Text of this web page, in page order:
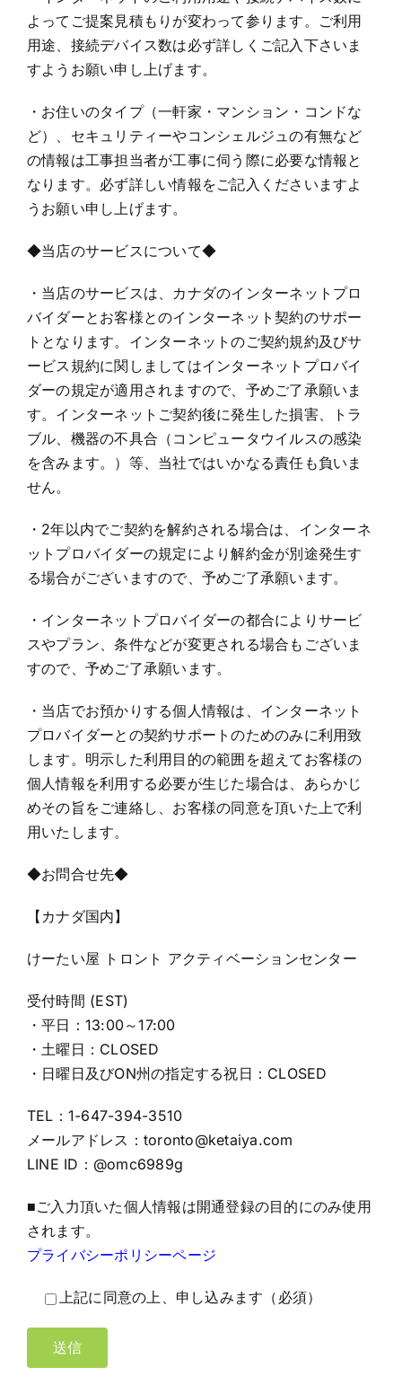
よってご提案見積もりが変わって参ります。ご利用
用途、接続デバイス数は必ず詳しくご記入下さいま
すようお願い申し上げます。
・お住いのタイプ（一軒家・マンション・コンドな
ど）、セキュリティーやコンシェルジュの有無など
の情報は工事担当者が工事に伺う際に必要な情報と
なります。必ず詳しい情報をご記入くださいますよ
うお願い申し上げます。
◆当店のサービスについて◆
・当店のサービスは、カナダのインターネットプロ
バイダーとお客様とのインターネット契約のサポー
トとなります。インターネットのご契約規約及びサ
ービス規約に関しましてはインターネットプロバイ
ダーの規定が適用されますので、予めご了承願いま
す。インターネットご契約後に発生した損害、トラ
ブル、機器の不具合（コンピュータウイルスの感染
を含みます。）等、当社ではいかなる責任も負いま
せん。
・2年以内でご契約を解約される場合は、インターネ
ットプロバイダーの規定により解約金が別途発生す
る場合がございますので、予めご了承願います。
・インターネットプロバイダーの都合によりサービ
スやプラン、条件などが変更される場合もございま
すので、予めご了承願います。
・当店でお預かりする個人情報は、インターネット
プロバイダーとの契約サポートのためのみに利用致
します。明示した利用目的の範囲を超えてお客様の
個人情報を利用する必要が生じた場合は、あらかじ
めその旨をご連絡し、お客様の同意を頂いた上で利
用いたします。
◆お問合せ先◆
【カナダ国内】
けーたい屋 トロント アクティベーションセンター
受付時間 (EST)
・平日：13:00～17:00
・土曜日：CLOSED
・日曜日及びON州の指定する祝日：CLOSED
TEL：1-647-394-3510
メールアドレス：toronto@ketaiya.com
LINE ID：@omc6989g
■ご入力頂いた個人情報は開通登録の目的にのみ使用
されます。
プライバシーポリシーページ
上記に同意の上、申し込みます（必須）